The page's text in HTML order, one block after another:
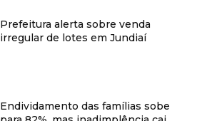
Prefeitura alerta sobre venda
irregular de lotes em Jundiaí
Endividamento das famílias sobe